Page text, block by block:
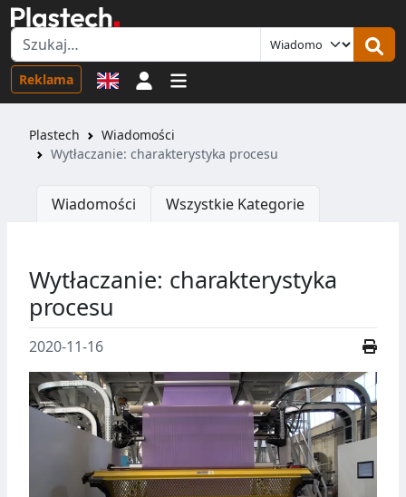
Reklama Logowanie
Plastech
Wiadomości
Wytłaczanie: charakterystyka procesu
Wiadomości Wszystkie Kategorie
Wytłaczanie: charakterystyka
procesu
2020-11-16